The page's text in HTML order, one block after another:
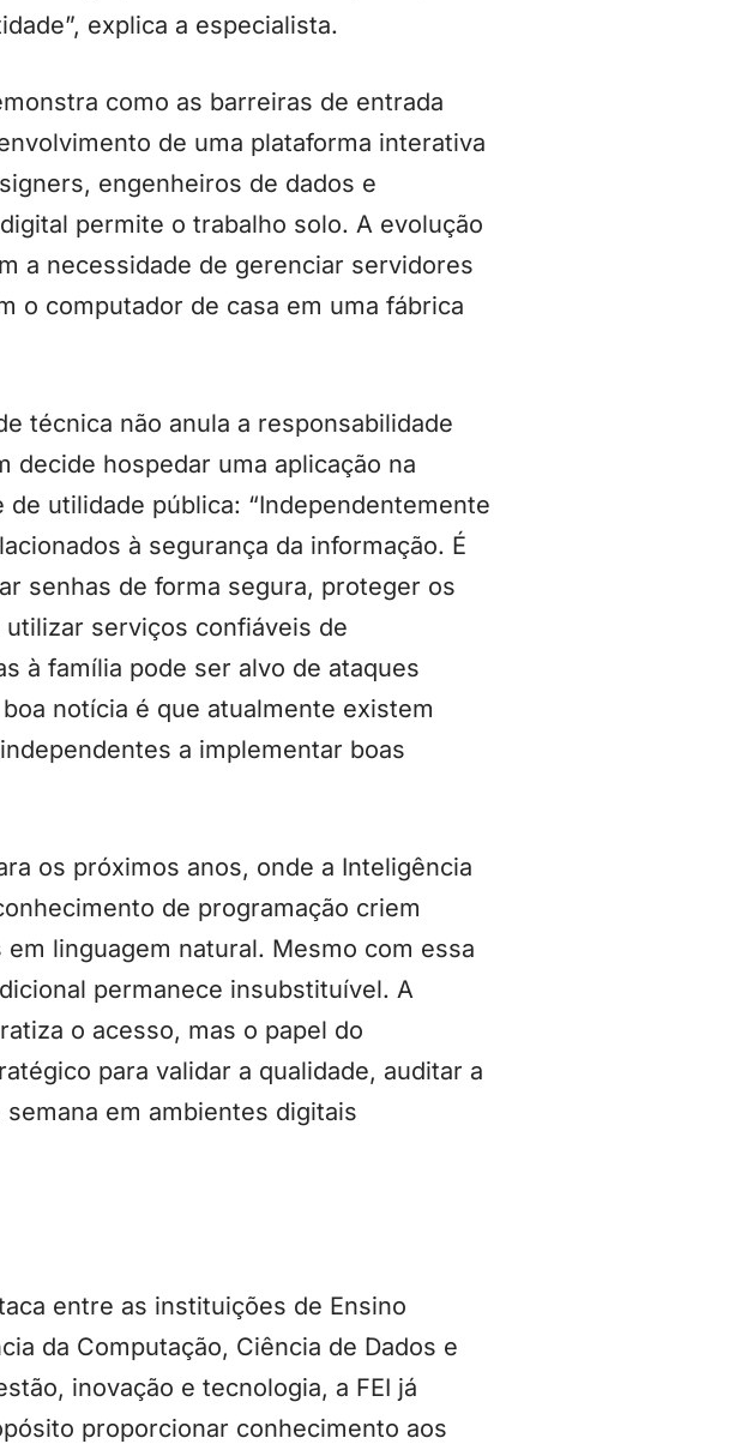
explica a especialista.
como as barreiras de entrada
de uma plataforma interativa
engenheiros de dados e
permite o trabalho solo. A evolução
a necessidade de gerenciar servidores
o computador de casa em uma fábrica
técnica não anula a responsabilidade
decide hospedar uma aplicação na
utilidade pública: “Independentemente
à segurança da informação. É
senhas de forma segura, proteger os
serviços confiáveis de
à família pode ser alvo de ataques
notícia é que atualmente existem
a implementar boas
os próximos anos, onde a Inteligência
de programação criem
linguagem natural. Mesmo com essa
permanece insubstituível. A
o acesso, mas o papel do
para validar a qualidade, auditar a
em ambientes digitais
entre as instituições de Ensino
da Computação, Ciência de Dados e
inovação e tecnologia, a FEI já
proporcionar conhecimento aos